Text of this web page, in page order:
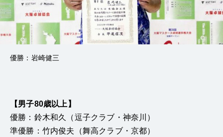
優勝：岩崎健三
【男子80歳以上】
優勝：鈴木和久（逗子クラブ・神奈川）
準優勝：竹内俊夫（舞高クラブ・京都）